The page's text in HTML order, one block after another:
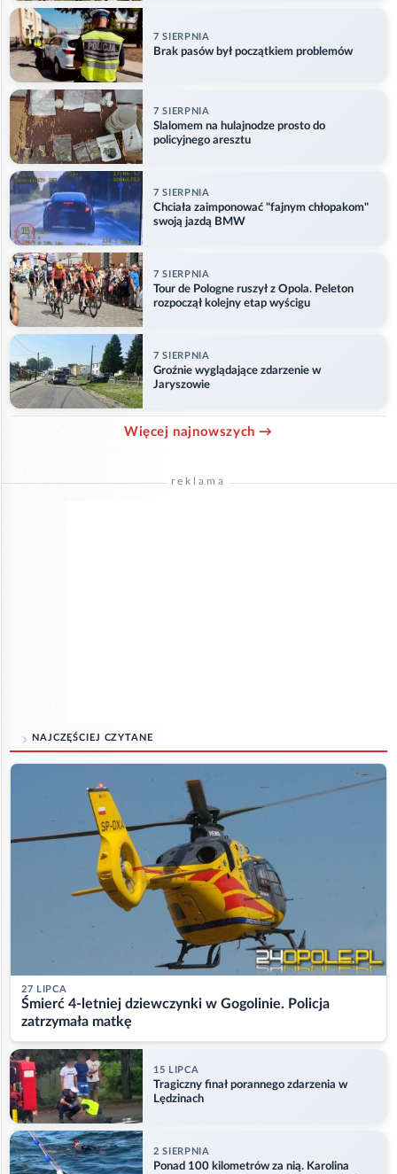
7 SIERPNIA
Brak pasów był początkiem problemów
7 SIERPNIA
Slalomem na hulajnodze prosto do
policyjnego aresztu
7 SIERPNIA
Chciała zaimponować "fajnym chłopakom"
swoją jazdą BMW
7 SIERPNIA
Tour de Pologne ruszył z Opola. Peleton
rozpoczął kolejny etap wyścigu
7 SIERPNIA
Groźnie wyglądające zdarzenie w
Jaryszowie
Więcej najnowszych →
reklama
NAJCZĘŚCIEJ CZYTANE
27 LIPCA
Śmierć 4-letniej dziewczynki w Gogolinie. Policja
zatrzymała matkę
15 LIPCA
Tragiczny finał porannego zdarzenia w
Lędzinach
2 SIERPNIA
Ponad 100 kilometrów za nią. Karolina